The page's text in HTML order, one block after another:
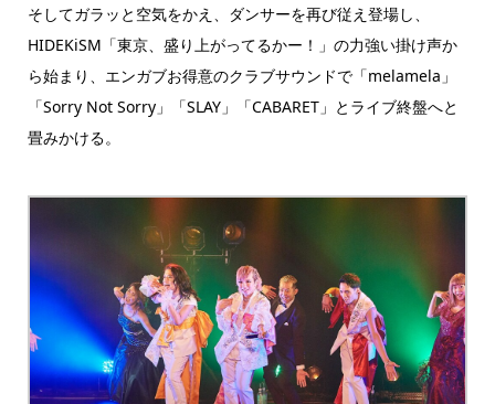
そしてガラッと空気をかえ、ダンサーを再び従え登場し、
HIDEKiSM「東京、盛り上がってるかー！」の力強い掛け声か
ら始まり、エンガブお得意のクラブサウンドで「melamela」
「Sorry Not Sorry」「SLAY」「CABARET」とライブ終盤へと
畳みかける。